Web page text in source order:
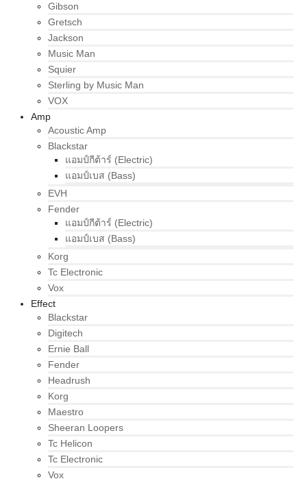
Gibson
Gretsch
Jackson
Music Man
Squier
Sterling by Music Man
VOX
Amp
Acoustic Amp
Blackstar
แอมป์กีต้าร์ (Electric)
แอมป์เบส (Bass)
EVH
Fender
แอมป์กีต้าร์ (Electric)
แอมป์เบส (Bass)
Korg
Tc Electronic
Vox
Effect
Blackstar
Digitech
Ernie Ball
Fender
Headrush
Korg
Maestro
Sheeran Loopers
Tc Helicon
Tc Electronic
Vox